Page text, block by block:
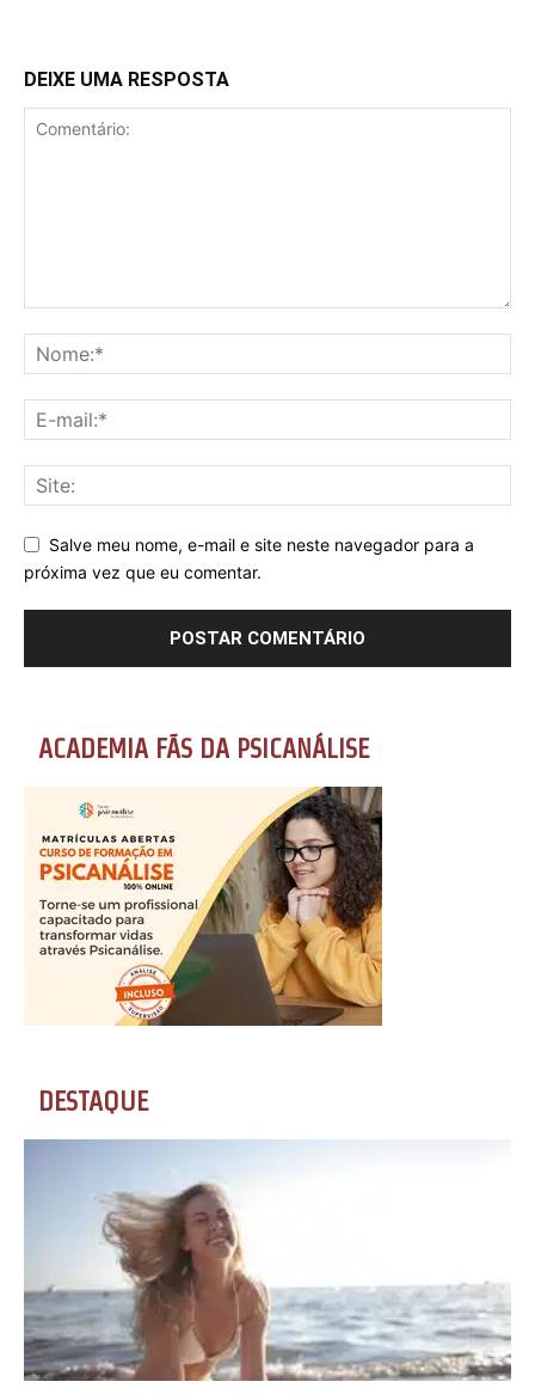
DEIXE UMA RESPOSTA
Salve meu nome, e-mail e site neste navegador para a
próxima vez que eu comentar.
ACADEMIA FÃS DA PSICANÁLISE
DESTAQUE